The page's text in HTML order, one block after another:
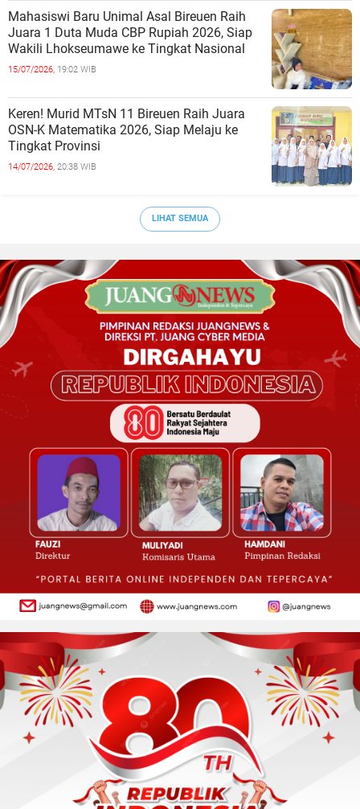
Mahasiswi Baru Unimal Asal Bireuen Raih
Juara 1 Duta Muda CBP Rupiah 2026, Siap
Wakili Lhokseumawe ke Tingkat Nasional
15/07/2026, 19:02 WIB
Keren! Murid MTsN 11 Bireuen Raih Juara
OSN-K Matematika 2026, Siap Melaju ke
Tingkat Provinsi
14/07/2026, 20:38 WIB
LIHAT SEMUA